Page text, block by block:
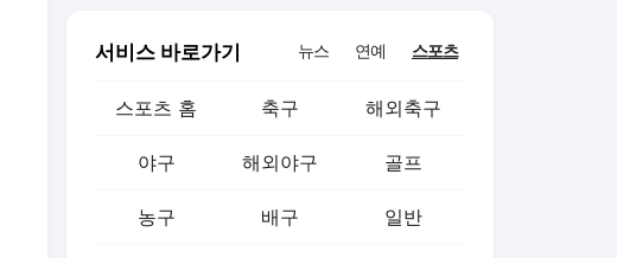
서비스 바로가기 뉴스 연예 스포츠
스포츠 홈 축구 해외축구
야구 해외야구 골프
농구 배구 일반